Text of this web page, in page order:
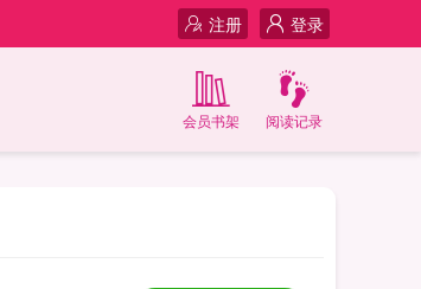
登录
注册
阅读记录
会员书架